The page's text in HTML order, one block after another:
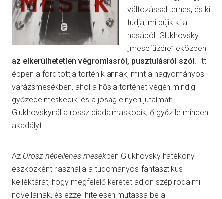
változással terhes, és ki
tudja, mi bújik ki a
hasából. Glukhovsky
„mesefüzére” eközben
az elkerülhetetlen végromlásról, pusztulásról szól . Itt
éppen a fordítottja történik annak, mint a hagyományos
varázsmesékben, ahol a hős a történet végén mindig
győzedelmeskedik, és a jóság elnyeri jutalmát:
Glukhovskynál a rossz diadalmaskodik, ő győz le minden
akadályt.
Az Orosz népellenes mesékben Glukhovsky hatékony
eszközként használja a tudományos-fantasztikus
kelléktárát, hogy megfelelő keretet adjon szépirodalmi
novelláinak, és ezzel hitelesen mutassa be a